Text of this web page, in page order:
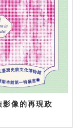
影像的再現政